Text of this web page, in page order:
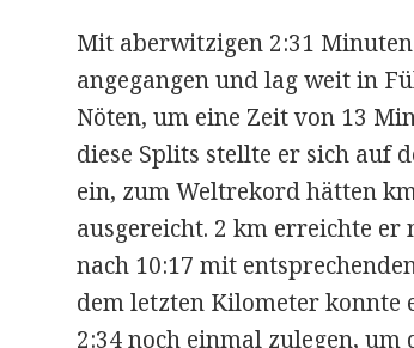
Mit aberwitzigen 2:31
angegangen und lag weit in
Nöten, um eine Zeit von 13
diese Splits stellte er sich auf
ein, zum Weltrekord hätten
ausgereicht. 2 km erreichte er
nach 10:17 mit
dem letzten Kilometer konnte
2:34 noch einmal zulegen,